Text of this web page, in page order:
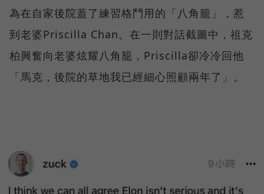
為在自家後院蓋了練習格鬥用的「八角籠」，惹
到老婆Priscilla Chan。在一則對話截圖中，祖克
柏興奮向老婆炫耀八角籠，Priscilla卻冷冷回他
「馬克，後院的草地我已經細心照顧兩年了」。